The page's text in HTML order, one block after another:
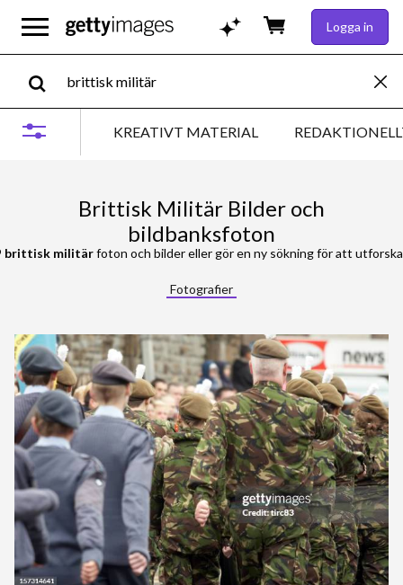
Logga in
KREATIVT MATERIAL
Brittisk Militär Bilder och
bildbanksfoton
brittisk militärfoton och bilder eller gör en ny sökning för att
Fotografier